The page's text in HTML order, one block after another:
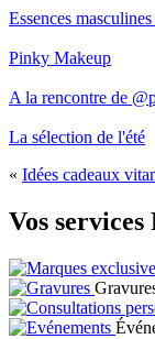
Essences
Pinky Makeup
A la rencontre de
La sélection de l'été
« Idées cadeaux
Vos services